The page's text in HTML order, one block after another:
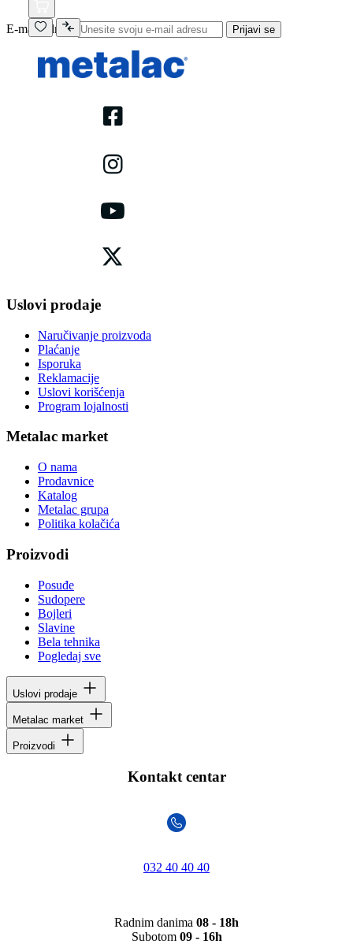
E-mail adresa Prijavi se
Uslovi prodaje
Naručivanje proizvoda
Plaćanje
Isporuka
Reklamacije
Uslovi korišćenja
Program lojalnosti
Metalac market
O nama
Prodavnice
Katalog
Metalac grupa
Politika kolačića
Proizvodi
Posuđe
Sudopere
Bojleri
Slavine
Bela tehnika
Pogledaj sve
Uslovi prodaje
Metalac market
Proizvodi
Kontakt centar
032 40 40 40
Radnim danima 08 - 18h
Subotom 09 - 16h